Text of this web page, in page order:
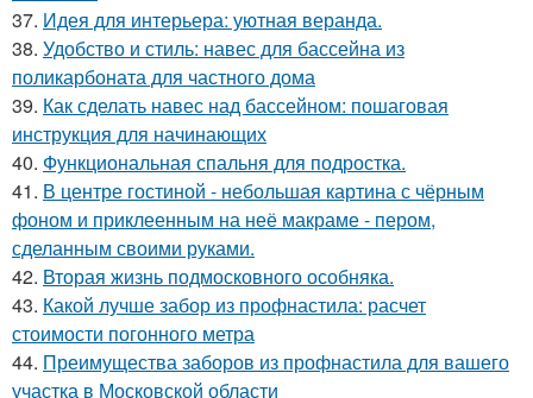
37. Идея для интерьера: уютная веранда.
38. Удобство и стиль: навес для бассейна из
поликарбоната для частного дома
39. Как сделать навес над бассейном: пошаговая
инструкция для начинающих
40. Функциональная спальня для подростка.
41. В центре гостиной - небольшая картина с чёрным
фоном и приклеенным на неё макраме - пером,
сделанным своими руками.
42. Вторая жизнь подмосковного особняка.
43. Какой лучше забор из профнастила: расчет
стоимости погонного метра
44. Преимущества заборов из профнастила для вашего
участка в Московской области